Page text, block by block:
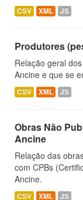
CSV XML JS
Produtores
Relação geral
Ancine e que se
CSV XML JS
Obras Não
Ancine
Relação das
com CPBs
Ancine.
CSV XML JS